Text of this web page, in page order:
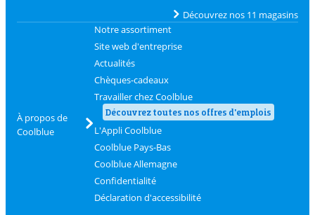
Découvrez nos 11 magasins
À propos de
Coolblue
Notre assortiment
Site web d'entreprise
Actualités
Chèques-cadeaux
Travailler chez Coolblue
Découvrez toutes nos offres d'emplois
L'Appli Coolblue
Coolblue Pays-Bas
Coolblue Allemagne
Confidentialité
Déclaration d'accessibilité